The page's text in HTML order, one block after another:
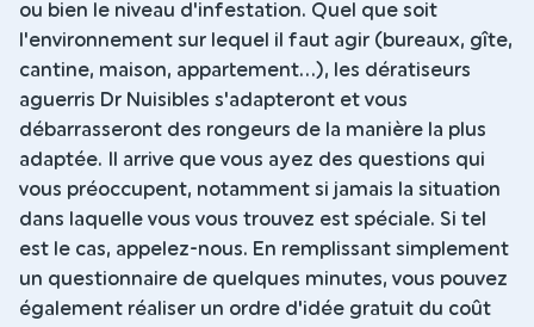
ou bien le niveau d'infestation. Quel que soit
l'environnement sur lequel il faut agir (bureaux, gîte,
cantine, maison, appartement...), les dératiseurs
aguerris Dr Nuisibles s'adapteront et vous
débarrasseront des rongeurs de la manière la plus
adaptée. Il arrive que vous ayez des questions qui
vous préoccupent, notamment si jamais la situation
dans laquelle vous vous trouvez est spéciale. Si tel
est le cas, appelez-nous. En remplissant simplement
un questionnaire de quelques minutes, vous pouvez
également réaliser un ordre d'idée gratuit du coût